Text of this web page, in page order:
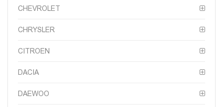
CHEVROLET
CHRYSLER
CITROEN
DACIA
DAEWOO